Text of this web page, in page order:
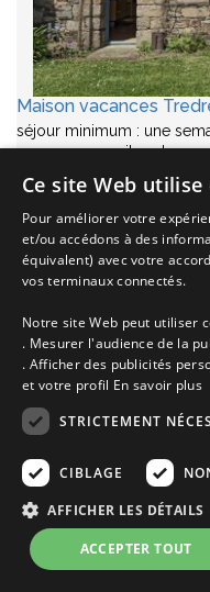
Maison vacances
séjour minimum : une
personnes se situe dans
Annonce n° 5613 | Location
Tredrez Locquemeau
Côtes d'Armor
Bretagne
de 390€ à 550€
Ajoutez à ma sélection
Voir cette location
Ce site Web utilise
Pour améliorer votre
et/ou accédons à des
équivalent) avec votre
vos terminaux connectés.
Notre site Web peut utiliser
. Mesurer l'audience de la
. Afficher des publicités
et votre profil En savoir plus
STRICTEMENT
CIBLAGE
AFFICHER LES DÉTAILS
ACCEPTER TOUT